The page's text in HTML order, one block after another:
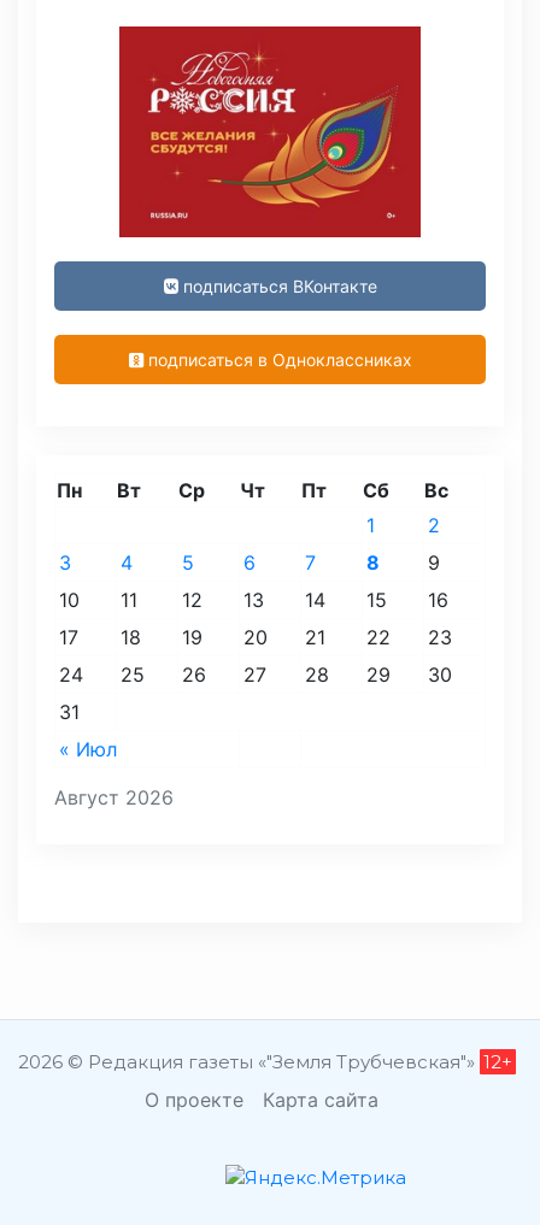
подписаться ВКонтакте
подписаться в Одноклассниках
Август 2026
Пн Вт Ср Чт Пт Сб Вс
« Июл
1
2
3
4 5 6 7 8
9
10
11 12 13 14 15
16
17
18 19 20 21 22
23
24
25 26 27 28 29
30
31
2026 © Редакция газеты «"Земля Трубчевская"» 12+
О проекте Карта сайта